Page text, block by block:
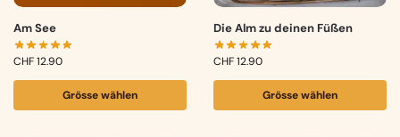
Am See
CHF12.90
Grösse wählen
Die Alm zu deinen Füßen
CHF12.90
Grösse wählen